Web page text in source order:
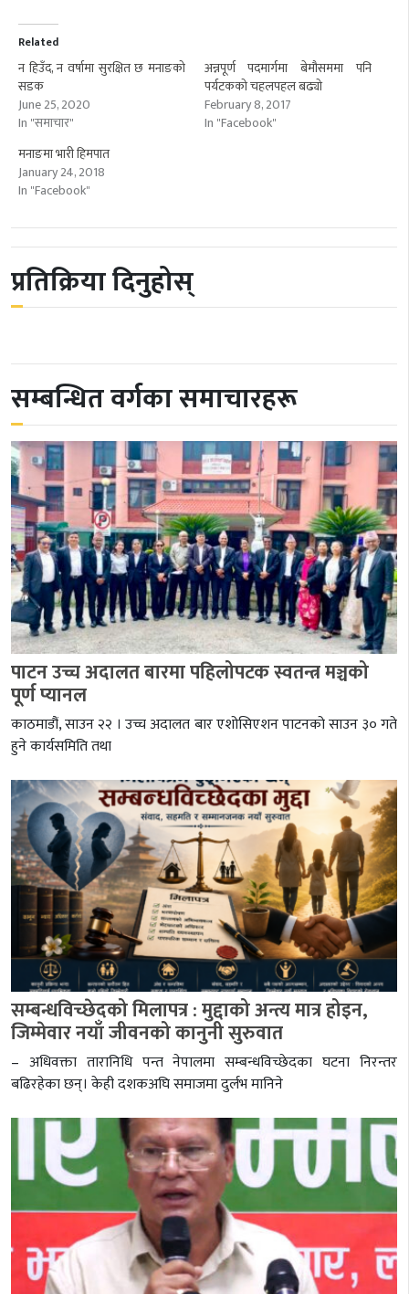
Related
न हिउँद, न वर्षामा सुरक्षित छ मनाङको
सडक
June 25, 2020
In "समाचार"
अन्नपूर्ण पदमार्गमा बेमौसममा पनि
पर्यटकको चहलपहल बढ्याे
February 8, 2017
In "Facebook"
मनाङमा भारी हिमपात
January 24, 2018
In "Facebook"
प्रतिक्रिया दिनुहोस्
सम्बन्धित वर्गका समाचारहरू
पाटन उच्च अदालत बारमा पहिलोपटक स्वतन्त्र मञ्चको
पूर्ण प्यानल
काठमाडौं, साउन २२ । उच्च अदालत बार एशोसिएशन पाटनको साउन ३० गते
हुने कार्यसमिति तथा
सम्बन्धविच्छेदको मिलापत्र : मुद्दाको अन्त्य मात्र होइन,
जिम्मेवार नयाँ जीवनको कानुनी सुरुवात
– अधिवक्ता तारानिधि पन्त नेपालमा सम्बन्धविच्छेदका घटना निरन्तर
बढिरहेका छन्। केही दशकअघि समाजमा दुर्लभ मानिने